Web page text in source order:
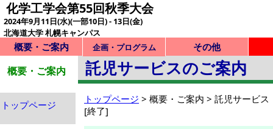
化学工学会第55回秋季大会
2024年9月11日(水)(一部10日) - 13日(金)
北海道大学 札幌キャンパス
概要・ご案内 企画・プログラム その他
概要・ご案内
トップページ
託児サービスのご案内
トップページ > 概要・ご案内 > 託児サービス
[終了]